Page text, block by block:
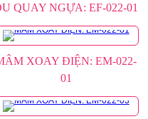
QUAY NGỰA: EF-022-01
XOAY ĐIỆN: EM-022-
01